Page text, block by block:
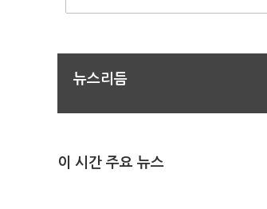
뉴스리듬
이 시간 주요 뉴스